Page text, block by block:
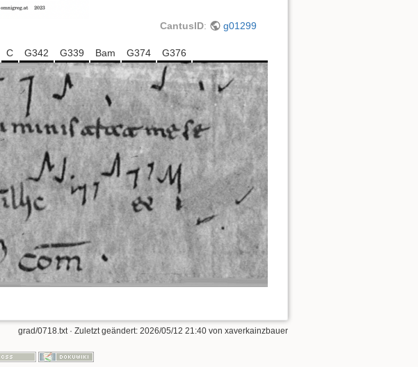
CantusID: g01299
C G342 G339 Bam G374 G376
grad/0718.txt· Zuletzt geändert: 2026/05/12 21:40 von xaverkainzbauer